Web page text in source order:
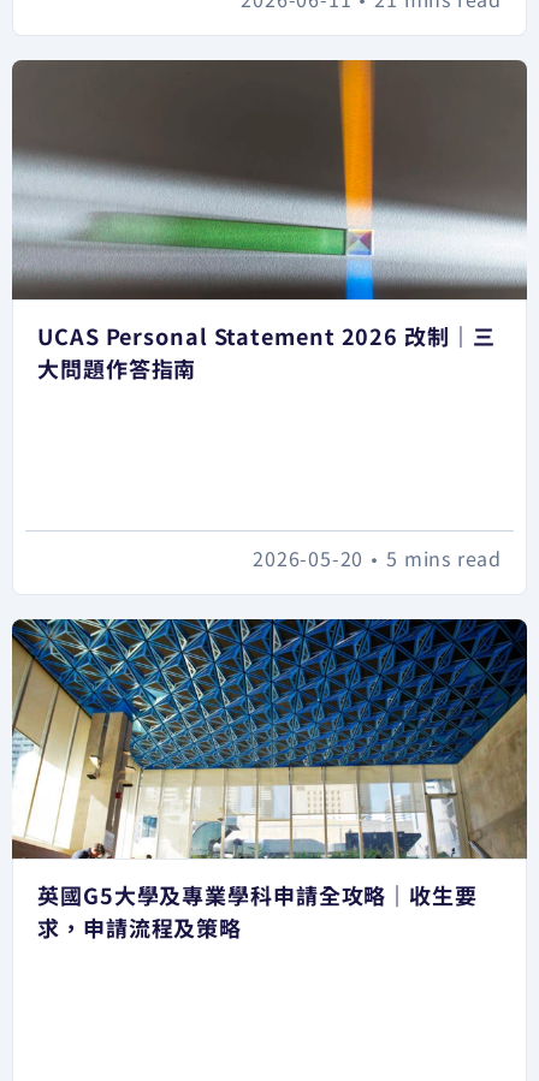
UCAS Personal Statement 2026 改制｜三
大問題作答指南
5 mins read
•
2026-05-20
英國G5大學及專業學科申請全攻略｜收生要
求，申請流程及策略